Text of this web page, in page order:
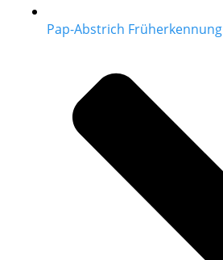
Pap-Abstrich Früherkennung